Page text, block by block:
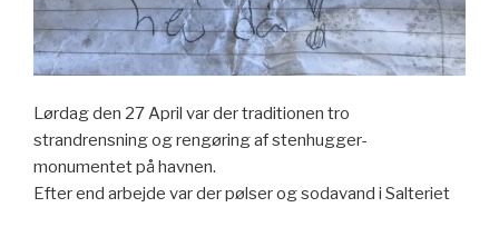
Lørdag den 27 April var der traditionen tro
strandrensning og rengøring af stenhugger-
monumentet på havnen.
Efter end arbejde var der pølser og sodavand i Salteriet